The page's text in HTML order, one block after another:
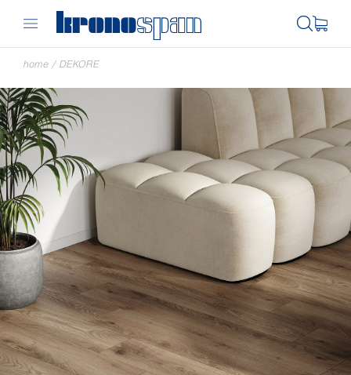
home / DEKORE